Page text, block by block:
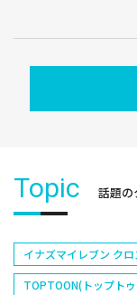
Topic 話題の
イナズマイレブン クロ
TOPTOON(トップト